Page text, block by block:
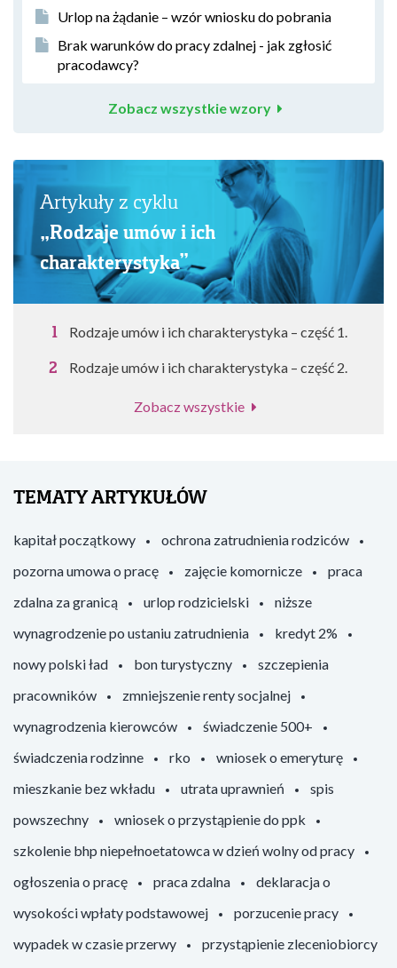
Urlop na żądanie – wzór wniosku do pobrania
Brak warunków do pracy zdalnej - jak zgłosić
pracodawcy?
Zobacz wszystkie wzory
Artykuły z cyklu
„Rodzaje umów i ich
charakterystyka”
Rodzaje umów i ich charakterystyka – część 1.
Rodzaje umów i ich charakterystyka – część 2.
Zobacz wszystkie
TEMATY ARTYKUŁÓW
kapitał początkowy
ochrona zatrudnienia rodziców
pozorna umowa o pracę
zajęcie komornicze
praca
zdalna za granicą
urlop rodzicielski
niższe
wynagrodzenie po ustaniu zatrudnienia
kredyt 2%
nowy polski ład
bon turystyczny
szczepienia
pracowników
zmniejszenie renty socjalnej
wynagrodzenia kierowców
świadczenie 500+
świadczenia rodzinne
rko
wniosek o emeryturę
mieszkanie bez wkładu
utrata uprawnień
spis
powszechny
wniosek o przystąpienie do ppk
szkolenie bhp niepełnoetatowca w dzień wolny od pracy
ogłoszenia o pracę
praca zdalna
deklaracja o
wysokości wpłaty podstawowej
porzucenie pracy
wypadek w czasie przerwy
przystąpienie zleceniobiorcy